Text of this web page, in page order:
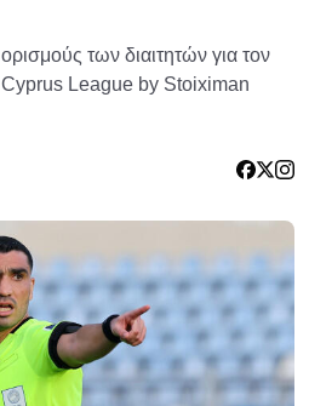
των διαιτητών για τον
Cyprus League by Stoiximan